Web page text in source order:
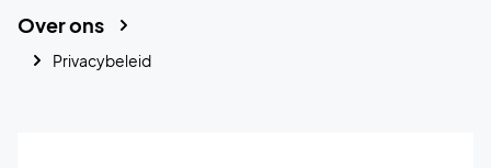
Over ons
Privacybeleid